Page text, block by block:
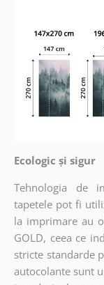
Ecologic și sigur
Tehnologia de
tapetele pot fi
la imprimare au
GOLD, ceea ce
stricte standarde
autocolante sunt